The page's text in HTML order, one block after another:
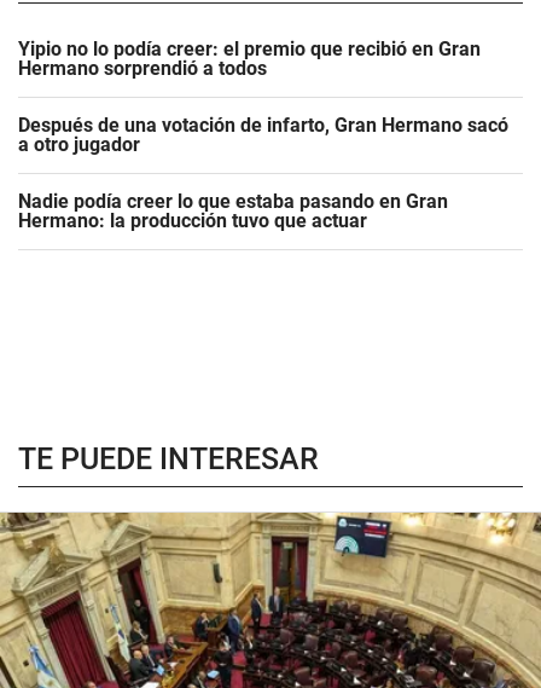
Yipio no lo podía creer: el premio que recibió en Gran
Hermano sorprendió a todos
Después de una votación de infarto, Gran Hermano sacó
a otro jugador
Nadie podía creer lo que estaba pasando en Gran
Hermano: la producción tuvo que actuar
TE PUEDE INTERESAR